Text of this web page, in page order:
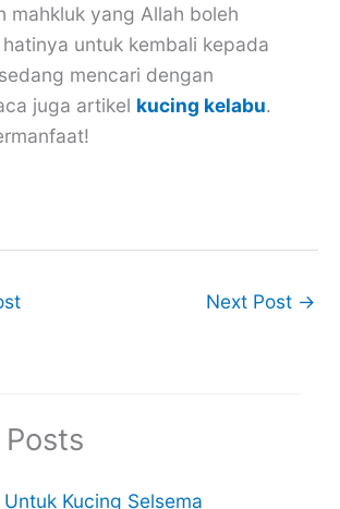
mahkluk yang Allah boleh
untuk kembali kepada
mencari dengan
juga artikel kucing kelabu.
Next Post →